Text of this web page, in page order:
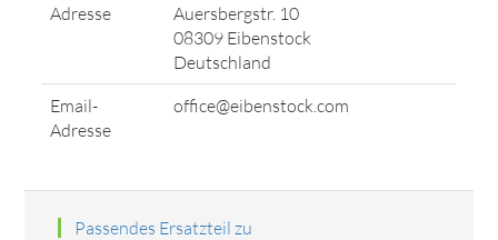
Adresse
Auersbergstr. 10
08309 Eibenstock
Deutschland
Email-
Adresse
office@eibenstock.com
Passendes Ersatzteil zu